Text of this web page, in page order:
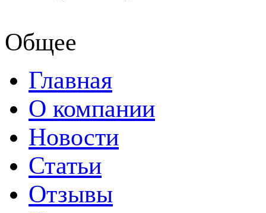
Общее
Главная
О компании
Новости
Статьи
Отзывы